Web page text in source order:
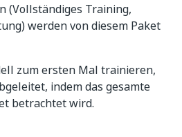
(Vollständiges Training,
werden von diesem Paket
zum ersten Mal trainieren,
indem das gesamte
betrachtet wird.